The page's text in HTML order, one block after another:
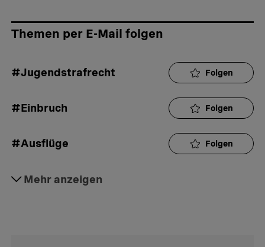
Themen per E-Mail folgen
#Jugendstrafrecht Folgen
#Einbruch Folgen
#Ausflüge Folgen
Mehr anzeigen
#Freizeit